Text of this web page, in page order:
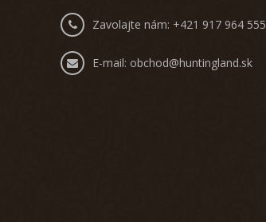
Zavolajte nám: +421 917 964 555
E-mail: obchod@huntingland.sk